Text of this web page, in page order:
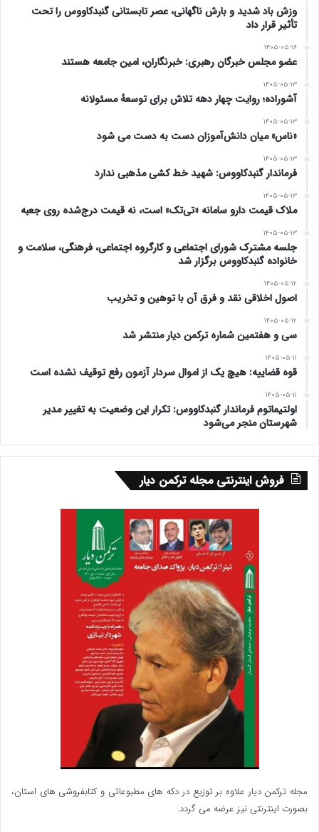
خود باشند. اما اگر یک روزنامه نگار یا خبرنگار مستقل یا
نویسنده یا روشنفکر یا فعال مدنی در انتقاد از حکومت و جامعه
اشتباه بکند در مورد آنها مو را از ماست بیرون می کشند.
تبعیضهای حقوقی که می گویند اینهاست.این تبعیضها به
جایی رسیده است که دیگر کسی ازدیدن و شنیدن آن تعجب
نمی کند. امیدوارم پرونده این جنایات هولناک برای همیشه
هوا وهوس اینگونه دردناک مجازات نشود و تمام زندگی را از
دست ندهد.
www.ulkamiz.ir
وزش باد شدید و بارش ناگهانی، عصر تابستانی گنبدکاووس را تحت
تأثیر قرار داد
۱۴۰۵-۰۵-۱۶
عضو مجلس خبرگان رهبری: خبرنگاران، امین جامعه هستند
۱۴۰۵-۰۵-۱۳
آشوراده؛ روایت چهار دهه تلاش برای توسعهٔ مسئولانه
۱۴۰۵-۰۵-۱۳
«ناس» میان دانش‌آموزان دست به دست می شود
۱۴۰۵-۰۵-۱۳
فرماندار گنبدکاووس: شهید خط کشی مذهبی ندارد
۱۴۰۵-۰۵-۱۳
ملاک قیمت دارو سامانه «تی‌تک» است، نه قیمت درج‌شده روی جعبه
۱۴۰۵-۰۵-۱۳
جلسه مشترک شورای اجتماعی و کارگروه اجتماعی، فرهنگی، سلامت و
خانواده گنبدکاووس برگزار شد
۱۴۰۵-۰۵-۱۲
اصول اخلاقی نقد و فرق آن با توهین و تخریب
۱۴۰۵-۰۵-۱۲
سی و هفتمین شماره ترکمن دیار منتشر شد
۱۴۰۵-۰۵-۱۱
قوه قضاییه: هیچ یک از اموال سردار آزمون رفع توقیف نشده است
۱۴۰۵-۰۵-۱۱
اولتیماتوم فرماندار گنبدکاووس: تکرار این وضعیت به تغییر مدیر
شهرستان منجر می‌شود
فروش اینترنتی مجله ترکمن دیار
مجله ترکمن دیار علاوه بر توزیع در دکه های مطبوعاتی و کتابفروشی های استان،
بصورت اینترنتی نیز عرضه می گردد.‌